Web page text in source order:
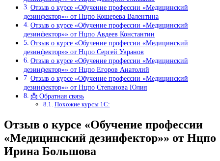
Отзыв о курсе «Обучение профессии «Медицинский
дезинфектор»» от Нцпо Кошерева Валентина
Отзыв о курсе «Обучение профессии «Медицинский
дезинфектор»» от Нцпо Авдеев Константин
Отзыв о курсе «Обучение профессии «Медицинский
дезинфектор»» от Нцпо Сергей Увранов
Отзыв о курсе «Обучение профессии «Медицинский
дезинфектор»» от Нцпо Егоров Анатолий
Отзыв о курсе «Обучение профессии «Медицинский
дезинфектор»» от Нцпо Степанова Юлия
📩 Обратная связь
Похожие курсы 1С:
Отзыв о курсе «Обучение профессии
«Медицинский дезинфектор»» от Нцпо
Ирина Большова